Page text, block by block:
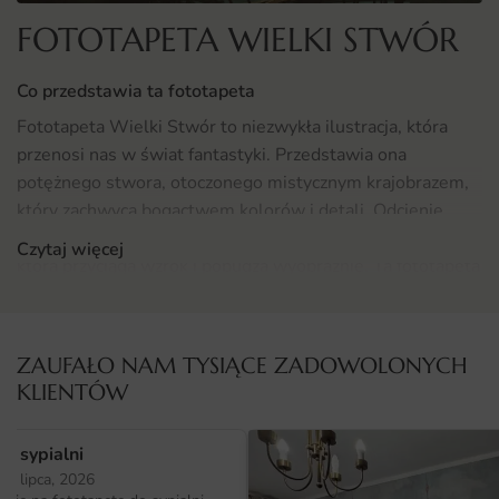
FOTOTAPETA WIELKI STWÓR
Co przedstawia ta fototapeta
Fototapeta Wielki Stwór to niezwykła ilustracja, która
przenosi nas w świat fantastyki. Przedstawia ona
potężnego stwora, otoczonego mistycznym krajobrazem,
który zachwyca bogactwem kolorów i detali. Odcienie
brązu i beżu harmonizują z szarościami, tworząc głębię,
która przyciąga wzrok i pobudza wyobraźnię. Ta fototapeta
Gdzie sprawdzi się fototapeta Wielki Stwór
Fototapeta Wielki Stwór doskonale sprawdzi się w
różnych pomieszczeniach, ale szczególnie polecamy ją do
pokoju nastolatka. Dzięki swojej intrygującej tematyce,
Czytaj więcej
ZAUFAŁO NAM TYSIĄCE ZADOWOLONYCH
KLIENTÓW
sypialni
lipca, 2026